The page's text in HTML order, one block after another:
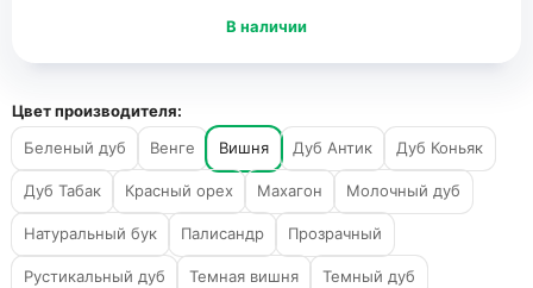
В наличии
Цвет производителя:
Беленый дуб
Венге Вишня Дуб Антик Дуб Коньяк
Дуб Табак Красный орех Махагон Молочный дуб
Натуральный бук Палисандр Прозрачный
Рустикальный дуб Темная вишня Темный дуб